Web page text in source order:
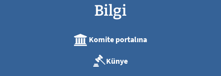
Bilgi
Komite portalına
Künye